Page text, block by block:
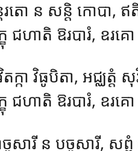
តោ ន សន្តិ កោបា, ឥ
ជហាតិ ឱរបារំ, ឧរគ
តក្កា វិធូបិតា, អជ្ឈត្តំ
ជហាតិ ឱរបារំ, ឧរគ
សារី ន បច្ចសារី, សព្